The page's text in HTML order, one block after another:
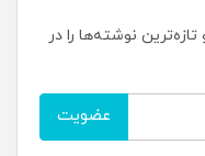
نوشته‌ها را در
عضویت